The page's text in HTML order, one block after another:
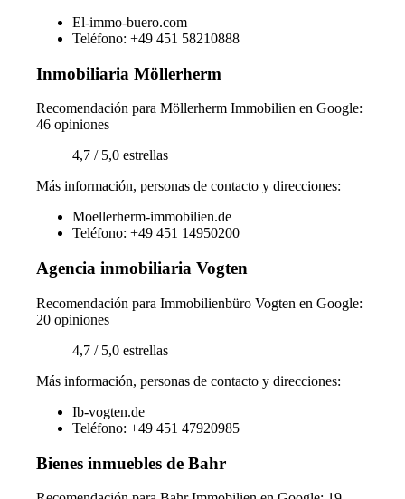
El-immo-buero.com
Teléfono: +49 451 58210888
Inmobiliaria Möllerherm
Recomendación para Möllerherm Immobilien en Google:
46 opiniones
4,7 / 5,0 estrellas
Más información, personas de contacto y direcciones:
Moellerherm-immobilien.de
Teléfono: +49 451 14950200
Agencia inmobiliaria Vogten
Recomendación para Immobilienbüro Vogten en Google:
20 opiniones
4,7 / 5,0 estrellas
Más información, personas de contacto y direcciones:
Ib-vogten.de
Teléfono: +49 451 47920985
Bienes inmuebles de Bahr